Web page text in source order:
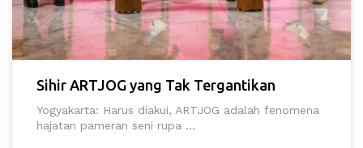
Sihir ARTJOG yang Tak Tergantikan
Yogyakarta: Harus diakui, ARTJOG adalah fenomena
hajatan pameran seni rupa ...